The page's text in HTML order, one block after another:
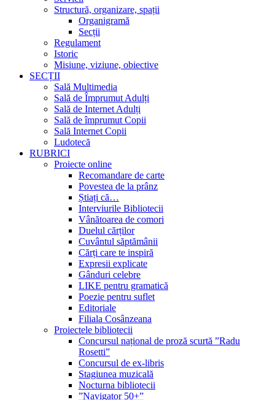
Structură, organizare, spații
Organigramă
Secții
Regulament
Istoric
Misiune, viziune, obiective
SECȚII
Sală Multimedia
Sală de Împrumut Adulți
Sală de Internet Adulți
Sală de împrumut Copii
Sală Internet Copii
Ludotecă
RUBRICI
Proiecte online
Recomandare de carte
Povestea de la prânz
Știați că…
Interviurile Bibliotecii
Vânătoarea de comori
Duelul cărților
Cuvântul săptămânii
Cărți care te inspiră
Expresii explicate
Gânduri celebre
LIKE pentru gramatică
Poezie pentru suflet
Editoriale
Filiala Cosânzeana
Proiectele bibliotecii
Concursul național de proză scurtă ”Radu
Rosetti”
Concursul de ex-libris
Stagiunea muzicală
Nocturna bibliotecii
”Navigator 50+”